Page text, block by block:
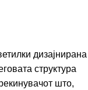
дизајнирана
структура
што,